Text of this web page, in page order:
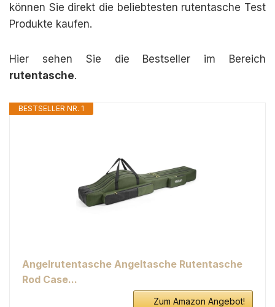
können Sie direkt die beliebtesten rutentasche Test
Produkte kaufen.
Hier sehen Sie die Bestseller im Bereich
rutentasche.
BESTSELLER NR. 1
Angelrutentasche Angeltasche Rutentasche
Rod Case...
Zum Amazon Angebot!